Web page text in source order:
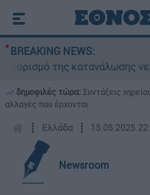
BREAKING NEWS:
της κατανάλωσης
δημοφιλές τώρα: Συντάξεις
αλλαγές που έρχονται
┋ Ελλάδα ┋ 15.05.2025
Newsroom